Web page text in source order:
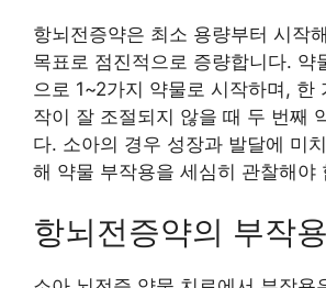
항뇌전증약은 최소 용량부터 시작
목표로 점진적으로 증량합니다. 약
으로 1~2가지 약물로 시작하며, 한
작이 잘 조절되지 않을 때 두 번째
다. 소아의 경우 성장과 발달에 미
해 약물 부작용을 세심히 관찰해야
항뇌전증약의 부작용